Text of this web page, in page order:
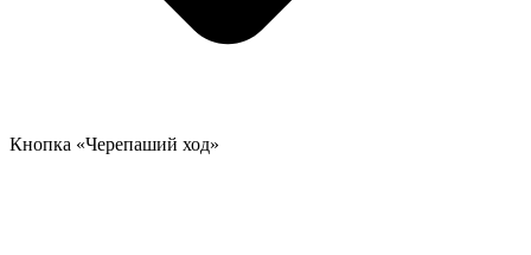
Кнопка «Черепаший ход»